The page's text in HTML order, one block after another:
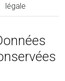
légale